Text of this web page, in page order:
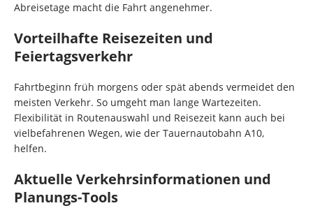
Abreisetage macht die Fahrt angenehmer.
Vorteilhafte Reisezeiten und
Feiertagsverkehr
Fahrtbeginn früh morgens oder spät abends vermeidet den
meisten Verkehr. So umgeht man lange Wartezeiten.
Flexibilität in Routenauswahl und Reisezeit kann auch bei
vielbefahrenen Wegen, wie der Tauernautobahn A10,
helfen.
Aktuelle Verkehrsinformationen und
Planungs-Tools